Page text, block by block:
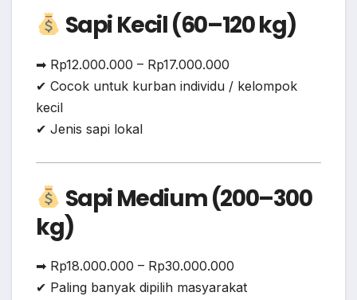
Sapi Kecil (60–120 kg)
➡ Rp12.000.000 – Rp17.000.000
✔ Cocok untuk kurban individu / kelompok
kecil
✔ Jenis sapi lokal
Sapi Medium (200–300
kg)
➡ Rp18.000.000 – Rp30.000.000
✔ Paling banyak dipilih masyarakat